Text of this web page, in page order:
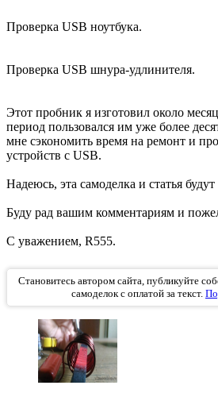
Проверка USB ноутбука.
Проверка USB шнура-удлинителя.
Этот пробник я изготовил около
период пользовался им уже более
мне сэкономить время на ремонт и
устройств с USB.
Надеюсь, эта самоделка и статья
Буду рад вашим комментариям и
С уважением, R555.
Становитесь автором сайта, публикуйте
самоделок с оплатой за текст.